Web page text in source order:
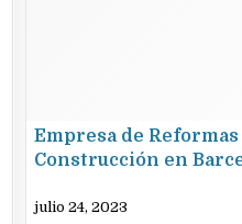
Empresa de
Construcción en
julio 24, 2023